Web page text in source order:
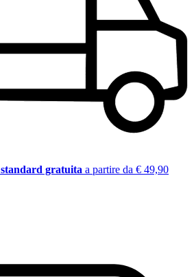
gratuita a partire da € 49,90